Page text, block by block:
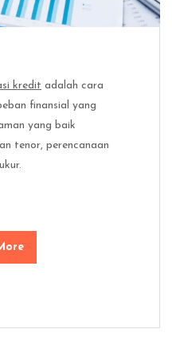
kredit adalah cara
finansial yang
yang baik
tenor, perencanaan